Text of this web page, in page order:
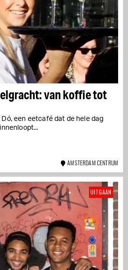
van koffie tot
een eetcafé dat de hele dag
AMSTERDAM CENTRUM
UITGAAN